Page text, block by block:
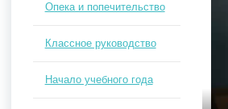
Опека и попечительство
Классное руководство
Начало учебного года